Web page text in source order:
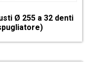
Ø 255 a 32 denti